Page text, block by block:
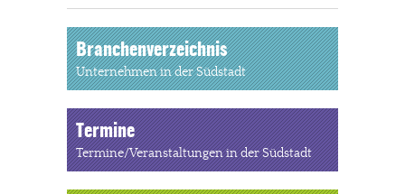
Branchenverzeichnis
Unternehmen in der Südstadt
Termine
Termine/Veranstaltungen in der Südstadt